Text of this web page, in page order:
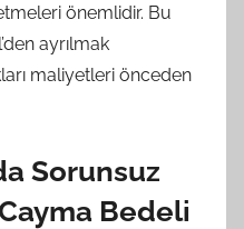
önemlidir. Bu
ayrılmak
maliyetleri önceden
Sorunsuz
Bedeli